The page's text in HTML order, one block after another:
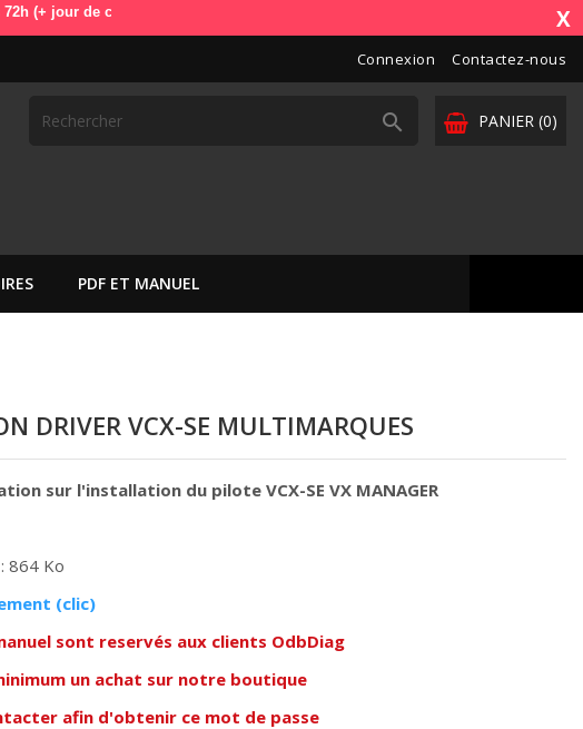
de commande). OdbDiag vous livre dans toute l'Europe. Vos paiements sont X
Connexion Contactez-nous
PANIER (0)

PDF ET MANUEL
DRIVER VCX-SE MULTIMARQUES
sur l'installation du pilote VCX-SE VX MANAGER
864 Ko
ent (clic)
sont reservés aux clients OdbDiag
un achat sur notre boutique
afin d'obtenir ce mot de passe